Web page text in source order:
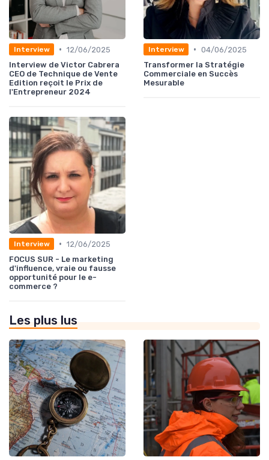
Interview • 12/06/2025
Interview de Victor Cabrera
CEO de Technique de Vente
Edition reçoit le Prix de
l'Entrepreneur 2024
Interview • 04/06/2025
Transformer la Stratégie
Commerciale en Succès
Mesurable
Interview • 12/06/2025
FOCUS SUR - Le marketing
d'influence, vraie ou fausse
opportunité pour le e-
commerce ?
Les plus lus